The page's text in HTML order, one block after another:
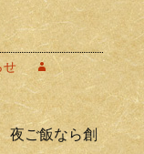
せ
夜ご飯なら創